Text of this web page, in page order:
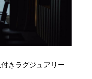
きラグジュアリー